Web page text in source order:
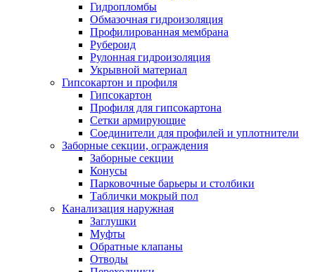
Гидропломбы
Обмазочная гидроизоляция
Профилированная мембрана
Рубероид
Рулонная гидроизоляция
Укрывной материал
Гипсокартон и профиля
Гипсокартон
Профиля для гипсокартона
Сетки армирующие
Соединители для профилей и уплотнители
Заборные секции, ограждения
Заборные секции
Конусы
Парковочные барьеры и столбики
Таблички мокрый пол
Канализация наружная
Заглушки
Муфты
Обратные клапаны
Отводы